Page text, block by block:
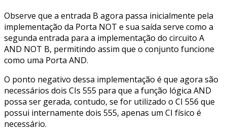
Observe que a entrada B agora passa inicialmente pela
implementação da Porta NOT e sua saída serve como a
segunda entrada para a implementação do circuito A
AND NOT B, permitindo assim que o conjunto funcione
como uma Porta AND.
O ponto negativo dessa implementação é que agora são
necessários dois CIs 555 para que a função lógica AND
possa ser gerada, contudo, se for utilizado o CI 556 que
possui internamente dois 555, apenas um CI físico é
necessário.